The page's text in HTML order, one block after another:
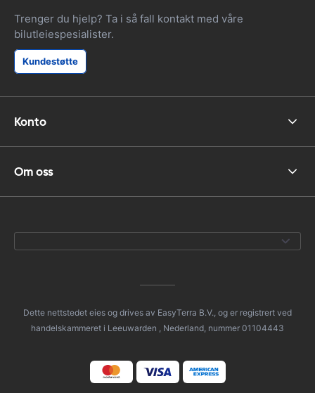
Trenger du hjelp? Ta i så fall kontakt med våre
bilutleiespesialister.
Kundestøtte
Konto
Om oss
Dette nettstedet eies og drives av EasyTerra B.V., og er registrert ved
handelskammeret i Leeuwarden , Nederland, nummer 01104443